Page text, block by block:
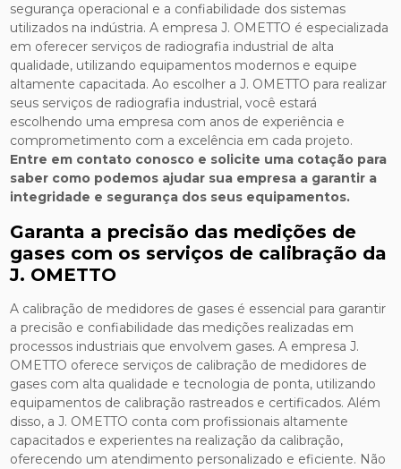
segurança operacional e a confiabilidade dos sistemas
utilizados na indústria. A empresa J. OMETTO é especializada
em oferecer serviços de radiografia industrial de alta
qualidade, utilizando equipamentos modernos e equipe
altamente capacitada. Ao escolher a J. OMETTO para realizar
seus serviços de radiografia industrial, você estará
escolhendo uma empresa com anos de experiência e
comprometimento com a excelência em cada projeto.
Entre em contato conosco e solicite uma cotação para
saber como podemos ajudar sua empresa a garantir a
integridade e segurança dos seus equipamentos.
Garanta a precisão das medições de
gases com os serviços de calibração da
J. OMETTO
A calibração de medidores de gases é essencial para garantir
a precisão e confiabilidade das medições realizadas em
processos industriais que envolvem gases. A empresa J.
OMETTO oferece serviços de calibração de medidores de
gases com alta qualidade e tecnologia de ponta, utilizando
equipamentos de calibração rastreados e certificados. Além
disso, a J. OMETTO conta com profissionais altamente
capacitados e experientes na realização da calibração,
oferecendo um atendimento personalizado e eficiente. Não